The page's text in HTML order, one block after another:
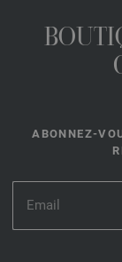
ABONNEZ-